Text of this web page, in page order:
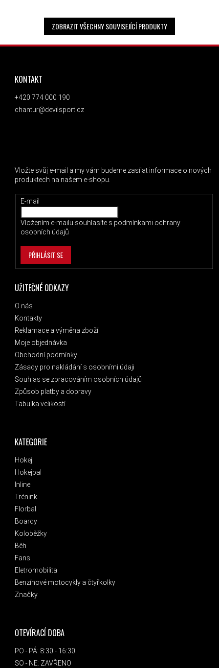
ZOBRAZIT VŠECHNY SOUVISEJÍCÍ PRODUKTY
ZÁPATÍ
KATEGORIE
Hokej
Hokejbal
Inline
Trénink
Florbal
Boardy
Koloběžky
Běh
Fans
Eletromobilita
Benzínové motocykly a čtyřkolky
Značky
UŽITEČNÉ ODKAZY
O nás
Kontakty
Reklamace a výměna zboží
Moje objednávka
Obchodní podmínky
Zásady pro nakládání s osobními údaji
Souhlas se zpracováním osobních údajů
Způsob platby a dopravy
Tabulka velikostí
OTEVÍRACÍ DOBA
PO - PÁ: 8:30 - 16:30
SO - NE: ZAVŘENO
KONTAKT
+420 774 000 190
chantur@devilsport.cz
Vložte svůj e-mail a my vám budeme zasílat informace o nových
produktech na našem e-shopu.
E-mail
Vložením e-mailu souhlasíte s podmínkami ochrany
osobních údajů
PŘIHLÁSIT SE